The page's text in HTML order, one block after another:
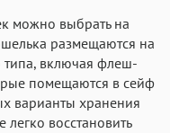
можно выбрать на
размещаются на
типа, включая флеш-
помещаются в сейф
варианты хранения
легко восстановить